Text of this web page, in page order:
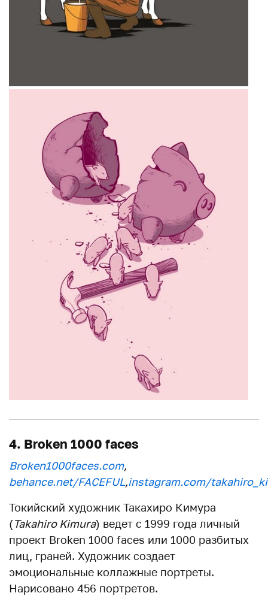
4. Broken 1000 faces
Broken1000faces.com,
behance.net/FACEFUL,instagram.com/
Токийский художник Такахиро Кимура
(Takahiro Kimura) ведет с 1999 года личный
проект Broken 1000 faces или 1000 разбитых
лиц, граней. Художник создает
эмоциональные коллажные портреты.
Нарисовано 456 портретов.